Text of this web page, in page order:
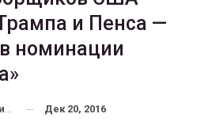
и Пенса —
номинации
Дек 20, 2016